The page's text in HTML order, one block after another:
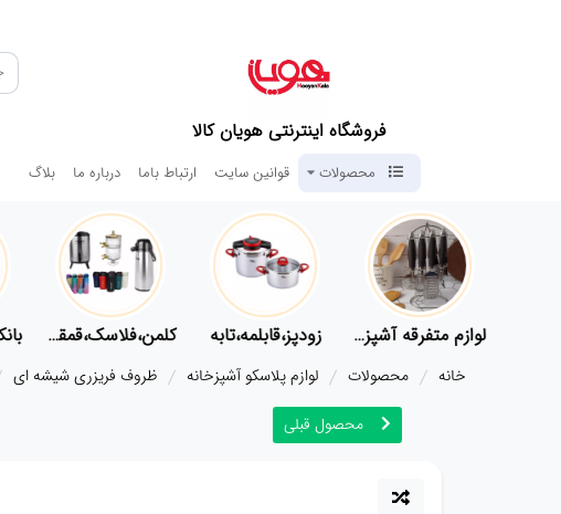
فروشگاه اینترنتی هویان کالا
محصولات قوانین سایت ارتباط باما درباره ما بلاگ
لوازم متفرقه آشپزخانه زودپز،قابلمه،تابه کلمن،فلاسک،قمقمه
خانه محصولات لوازم پلاسکو آشپزخانه ظروف فریزری شیشه ای
محصول قبلی